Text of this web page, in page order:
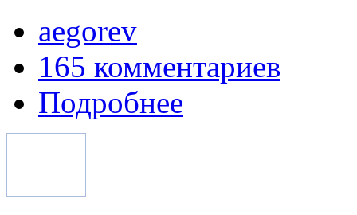
aegorev
165 комментариев
Подробнее